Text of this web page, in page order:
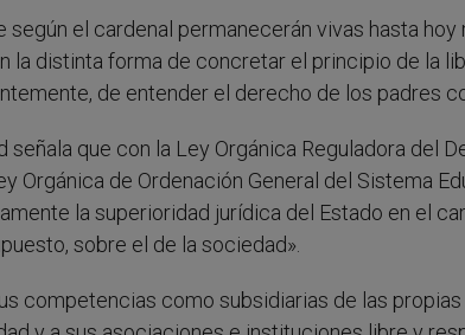
según el cardenal permanecerán vivas hasta
la distinta forma de concretar el principio de la
de entender el derecho de los padres
señala que con la Ley Orgánica Reguladora del
Orgánica de Ordenación General del Sistema
la superioridad jurídica del Estado en el
sobre el de la sociedad».
competencias como subsidiarias de las